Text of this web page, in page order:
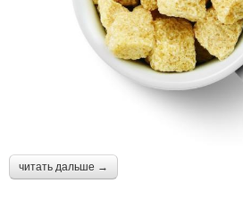
читать дальше →